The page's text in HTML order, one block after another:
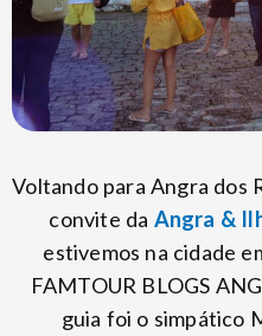
Voltando para Angra dos
convite da Angra &
estivemos na cidade
FAMTOUR BLOGS
guia foi o simpático